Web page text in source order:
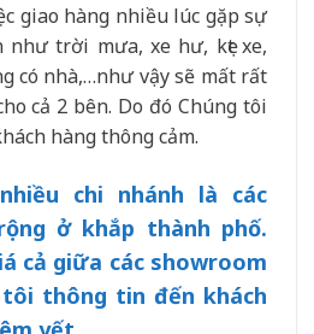
giao hàng nhiều lúc gặp sự
như trời mưa, xe hư, kẹt xe,
có nhà,…như vậy sẽ mất rất
cả 2 bên. Do đó Chúng tôi
hàng thông cảm.
chi nhánh là các
ở khắp thành phố.
cả giữa các showroom
thông tin đến khách